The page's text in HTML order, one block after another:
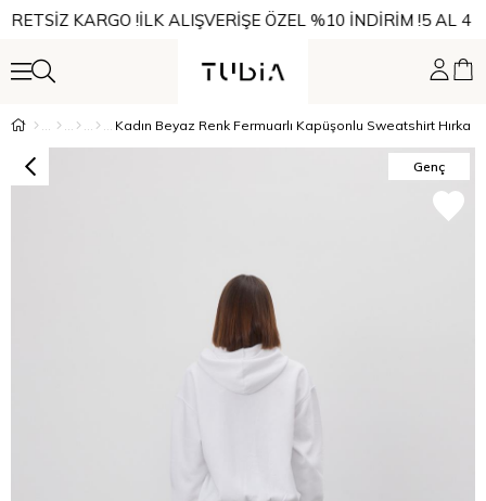
KARGO ! İLK ALIŞVERİŞE ÖZEL %10 İNDİRİM ! 5 AL 4
Kadın Beyaz Renk Fermuarlı Kapüşonlu Sweatshirt Hırka
Genç